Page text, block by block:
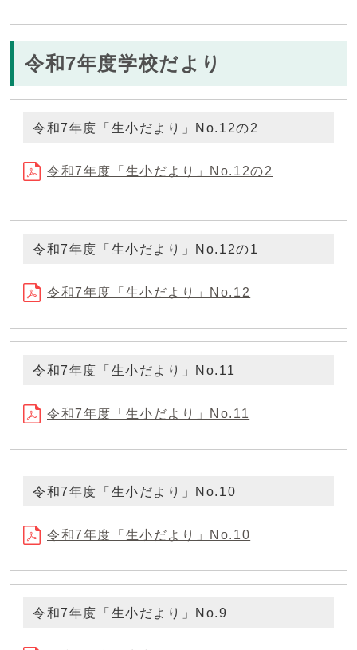
令和7年度学校だより
令和7年度「生小だより」No.12の2
令和7年度「生小だより」No.12の2
令和7年度「生小だより」No.12の1
令和7年度「生小だより」No.12
令和7年度「生小だより」No.11
令和7年度「生小だより」No.11
令和7年度「生小だより」No.10
令和7年度「生小だより」No.10
令和7年度「生小だより」No.9